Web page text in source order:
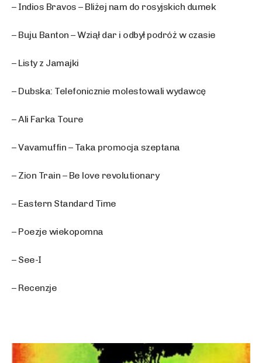
– Indios Bravos – Bliżej nam do rosyjskich dumek
– Buju Banton – Wziął dar i odbył podróż w czasie
– Listy z Jamajki
– Dubska: Telefonicznie molestowali wydawcę
– Ali Farka Toure
– Vavamuffin – Taka promocja szeptana
– Zion Train – Be love revolutionary
– Eastern Standard Time
– Poezje wiekopomna
– See-I
– Recenzje